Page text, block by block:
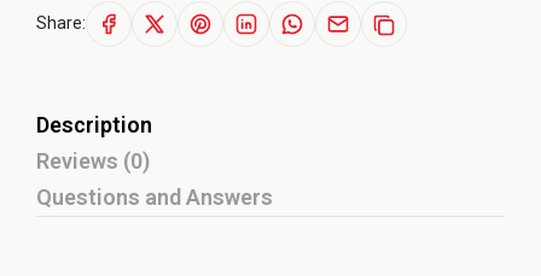
Share:
Description
Reviews (0)
Questions and Answers